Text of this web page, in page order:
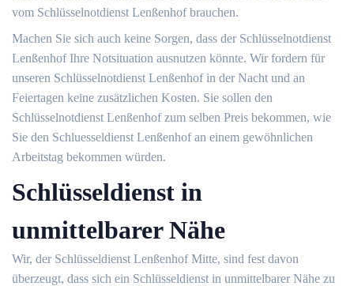
vom Schlüsselnotdienst Lenßenhof brauchen.
Machen Sie sich auch keine Sorgen, dass der Schlüsselnotdienst
Lenßenhof Ihre Notsituation ausnutzen könnte. Wir fordern für
unseren Schlüsselnotdienst Lenßenhof in der Nacht und an
Feiertagen keine zusätzlichen Kosten. Sie sollen den
Schlüsselnotdienst Lenßenhof zum selben Preis bekommen, wie
Sie den Schluesseldienst Lenßenhof an einem gewöhnlichen
Arbeitstag bekommen würden.
Schlüsseldienst in
unmittelbarer Nähe
Wir, der Schlüsseldienst Lenßenhof Mitte, sind fest davon
überzeugt, dass sich ein Schlüsseldienst in unmittelbarer Nähe zu